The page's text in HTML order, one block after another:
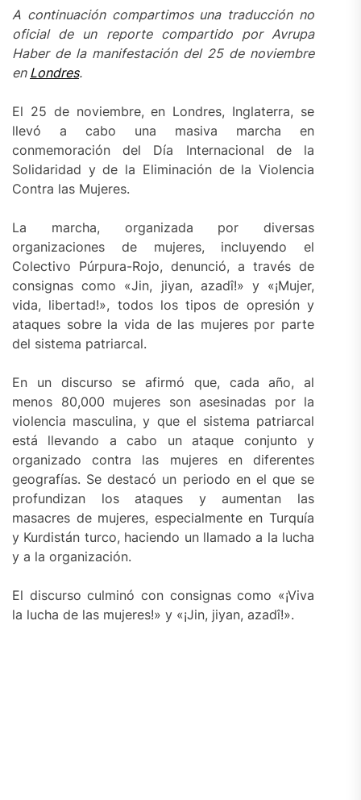
A continuación compartimos una traducción no
oficial de un reporte compartido por Avrupa
Haber de la manifestación del 25 de noviembre
en Londres.
El 25 de noviembre, en Londres, Inglaterra, se
llevó a cabo una masiva marcha en
conmemoración del Día Internacional de la
Solidaridad y de la Eliminación de la Violencia
Contra las Mujeres.
La marcha, organizada por diversas
organizaciones de mujeres, incluyendo el
Colectivo Púrpura-Rojo, denunció, a través de
consignas como «Jin, jiyan, azadî!» y «¡Mujer,
vida, libertad!», todos los tipos de opresión y
ataques sobre la vida de las mujeres por parte
del sistema patriarcal.
En un discurso se afirmó que, cada año, al
menos 80,000 mujeres son asesinadas por la
violencia masculina, y que el sistema patriarcal
está llevando a cabo un ataque conjunto y
organizado contra las mujeres en diferentes
geografías. Se destacó un periodo en el que se
profundizan los ataques y aumentan las
masacres de mujeres, especialmente en Turquía
y Kurdistán turco, haciendo un llamado a la lucha
y a la organización.
El discurso culminó con consignas como «¡Viva
la lucha de las mujeres!» y «¡Jin, jiyan, azadî!».